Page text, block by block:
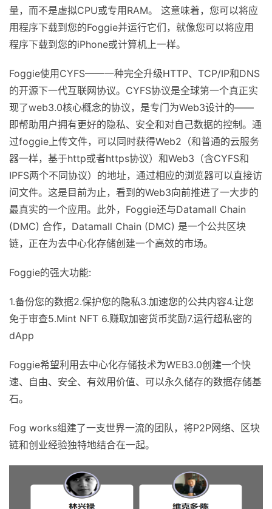
量，而不是虚拟CPU或专用RAM。 这意味着，您可以将应
用程序下载到您的Foggie并运行它们，就像您可以将应用
程序下载到您的iPhone或计算机上一样。
Foggie使用CYFS——一种完全升级HTTP、TCP/IP和DNS
的开源下一代互联网协议。CYFS协议是全球第一个真正实
现了web3.0核心概念的协议，是专门为Web3设计的——
即帮助用户拥有更好的隐私、安全和对自己数据的控制。通
过foggie上传文件，可以同时获得Web2（和普通的云服务
器一样，基于http或者https协议）和Web3（含CYFS和
IPFS两个不同协议）的地址，通过相应的浏览器可以直接访
问文件。这是目前为止，看到的Web3向前推进了一大步的
最真实的一个应用。此外，Foggie还与Datamall Chain
(DMC) 合作，Datamall Chain (DMC) 是一个公共区块
链，正在为去中心化存储创建一个高效的市场。
Foggie的强大功能:
1.备份您的数据2.保护您的隐私3.加速您的公共内容4.让您
免于审查5.Mint NFT 6.赚取加密货币奖励7.运行超私密的
dApp
Foggie希望利用去中心化存储技术为WEB3.0创建一个快
速、自由、安全、有效用价值、可以永久储存的数据存储基
石。
Fog works组建了一支世界一流的团队，将P2P网络、区块
链和创业经验独特地结合在一起。